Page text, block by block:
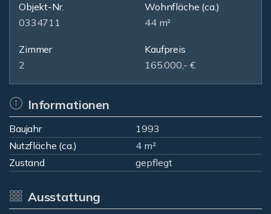
Objekt-Nr.
0334711
Wohnfläche (ca.)
44 m²
Zimmer
2
Kaufpreis
165.000,- €
Informationen
Baujahr
1993
Nutzfläche (ca.)
4 m²
Zustand
gepflegt
Ausstattung